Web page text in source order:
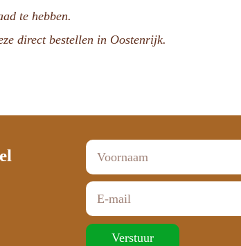
te hebben.
direct bestellen in Oostenrijk.
Verstuur